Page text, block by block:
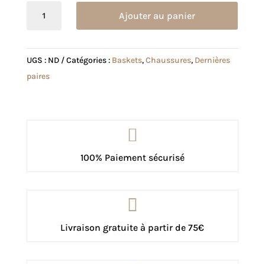
Janelle
dorée
Ajouter au panier
UGS : ND Catégories : Baskets,Chaussures, Dernières
paires

100% Paiement sécurisé

Livraison gratuite à partir de 75€